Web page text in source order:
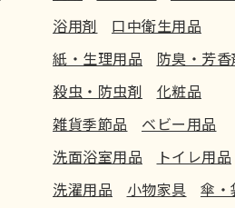
浴用剤
口中衛生用品
紙・生理用品
防臭・芳香
殺虫・防虫剤
化粧品
雑貨季節品
ベビー用品
洗面浴室用品
トイレ用品
洗濯用品
小物家具
傘・